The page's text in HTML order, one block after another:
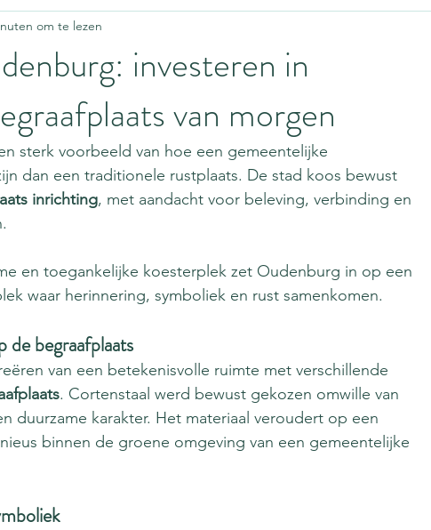
investeren in
van morgen
om te lezen
sterk voorbeeld van hoe een gemeentelijke
dan een traditionele rustplaats. De stad koos bewust
inrichting, met aandacht voor beleving, verbinding en
en toegankelijke koesterplek zet Oudenburg in op een
waar herinnering, symboliek en rust samenkomen.
de begraafplaats
van een betekenisvolle ruimte met verschillende
. Cortenstaal werd bewust gekozen omwille van
duurzame karakter. Het materiaal veroudert op een
binnen de groene omgeving van een gemeentelijke